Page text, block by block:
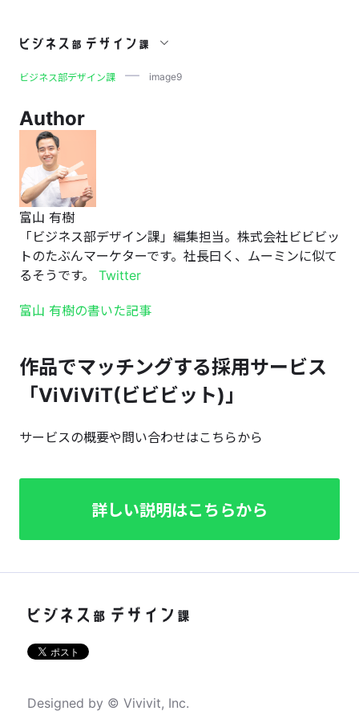
image9
ビジネス部デザイン課 image9
Author
富山 有樹
「ビジネス部デザイン課」編集担当。株式会社ビビビッ
トのたぶんマーケターです。社長曰く、ムーミンに似て
るそうです。 Twitter
富山 有樹の書いた記事
作品でマッチングする採用サービス
「ViViViT(ビビビット)」
サービスの概要や問い合わせはこちらから
詳しい説明はこちらから
Designed by © Vivivit, Inc.